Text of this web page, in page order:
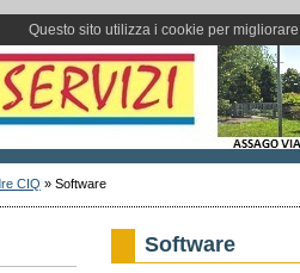
Questo sito utilizza i cookie per
CIQ » Software
Software